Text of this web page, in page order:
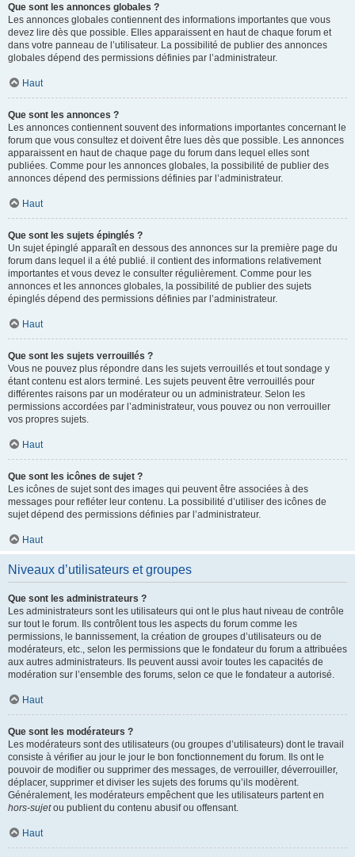
Que sont les annonces globales ?
Les annonces globales contiennent des informations importantes que vous
devez lire dès que possible. Elles apparaissent en haut de chaque forum et
dans votre panneau de l’utilisateur. La possibilité de publier des annonces
globales dépend des permissions définies par l’administrateur.
Haut
Que sont les annonces ?
Les annonces contiennent souvent des informations importantes concernant le
forum que vous consultez et doivent être lues dès que possible. Les annonces
apparaissent en haut de chaque page du forum dans lequel elles sont
publiées. Comme pour les annonces globales, la possibilité de publier des
annonces dépend des permissions définies par l’administrateur.
Haut
Que sont les sujets épinglés ?
Un sujet épinglé apparaît en dessous des annonces sur la première page du
forum dans lequel il a été publié. il contient des informations relativement
importantes et vous devez le consulter régulièrement. Comme pour les
annonces et les annonces globales, la possibilité de publier des sujets
épinglés dépend des permissions définies par l’administrateur.
Haut
Que sont les sujets verrouillés ?
Vous ne pouvez plus répondre dans les sujets verrouillés et tout sondage y
étant contenu est alors terminé. Les sujets peuvent être verrouillés pour
différentes raisons par un modérateur ou un administrateur. Selon les
permissions accordées par l’administrateur, vous pouvez ou non verrouiller
vos propres sujets.
Haut
Que sont les icônes de sujet ?
Les icônes de sujet sont des images qui peuvent être associées à des
messages pour refléter leur contenu. La possibilité d’utiliser des icônes de
sujet dépend des permissions définies par l’administrateur.
Haut
Niveaux d’utilisateurs et groupes
Que sont les administrateurs ?
Les administrateurs sont les utilisateurs qui ont le plus haut niveau de contrôle
sur tout le forum. Ils contrôlent tous les aspects du forum comme les
permissions, le bannissement, la création de groupes d’utilisateurs ou de
modérateurs, etc., selon les permissions que le fondateur du forum a attribuées
aux autres administrateurs. Ils peuvent aussi avoir toutes les capacités de
modération sur l’ensemble des forums, selon ce que le fondateur a autorisé.
Haut
Que sont les modérateurs ?
Les modérateurs sont des utilisateurs (ou groupes d’utilisateurs) dont le travail
consiste à vérifier au jour le jour le bon fonctionnement du forum. Ils ont le
pouvoir de modifier ou supprimer des messages, de verrouiller, déverrouiller,
déplacer, supprimer et diviser les sujets des forums qu’ils modèrent.
Généralement, les modérateurs empêchent que les utilisateurs partent en
hors-sujetou publient du contenu abusif ou offensant.
Haut